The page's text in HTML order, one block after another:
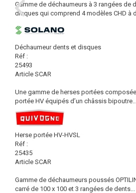
Gamme de déchaumeurs à 3 rangées de
disques qui comprend 4 modèles CHD à
Déchaumeur dents et disques
Réf :
25493
Article SCAR
Une gamme de herses portées
portée HV équipés d’un châssis
Herse portée HV-HVSL
Réf :
25435
Article SCAR
Gamme de déchaumeurs poussés
carré de 100 x 100 et 3 rangées de dents...